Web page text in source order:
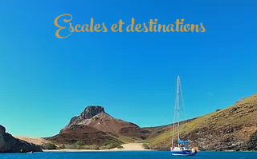
Escales et destinations